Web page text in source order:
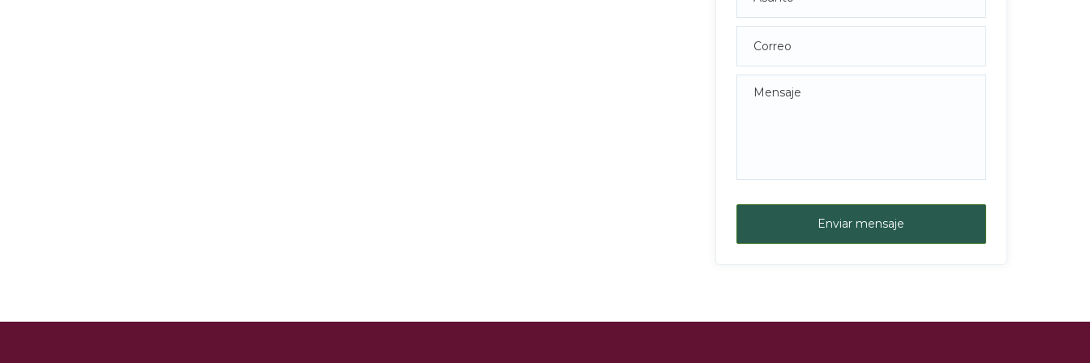
Enviar mensaje